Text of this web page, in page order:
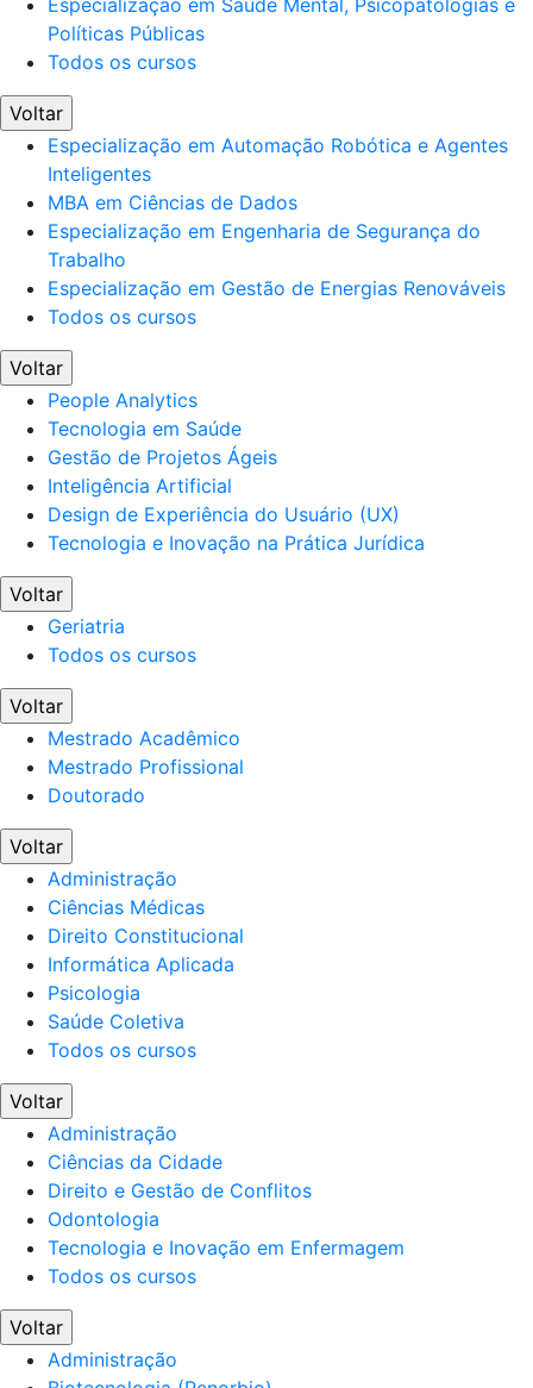
Especialização em Saúde Mental, Psicopatologias e
Políticas Públicas
Todos os cursos
Voltar
Especialização em Automação Robótica e Agentes
Inteligentes
MBA em Ciências de Dados
Especialização em Engenharia de Segurança do
Trabalho
Especialização em Gestão de Energias Renováveis
Todos os cursos
Voltar
People Analytics
Tecnologia em Saúde
Gestão de Projetos Ágeis
Inteligência Artificial
Design de Experiência do Usuário (UX)
Tecnologia e Inovação na Prática Jurídica
Voltar
Geriatria
Todos os cursos
Voltar
Mestrado Acadêmico
Mestrado Profissional
Doutorado
Voltar
Administração
Ciências Médicas
Direito Constitucional
Informática Aplicada
Psicologia
Saúde Coletiva
Todos os cursos
Voltar
Administração
Ciências da Cidade
Direito e Gestão de Conflitos
Odontologia
Tecnologia e Inovação em Enfermagem
Todos os cursos
Voltar
Administração